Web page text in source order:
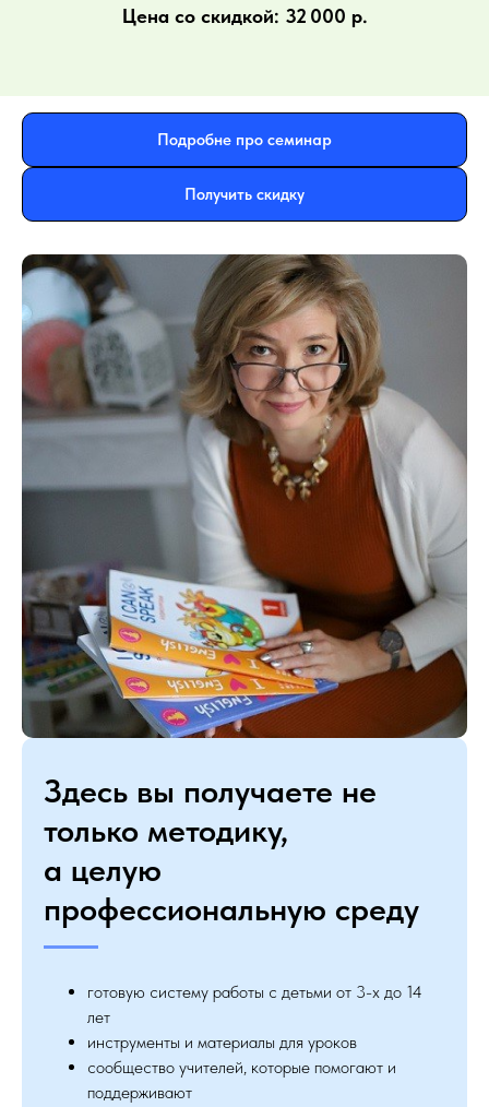
Цена со скидкой: 32 000 р.
Подробне про семинар
Получить скидку
Здесь вы получаете не
только методику,
а целую
профессиональную среду
готовую систему работы с детьми от 3-х до 14
лет
инструменты и материалы для уроков
сообщество учителей, которые помогают и
поддерживают